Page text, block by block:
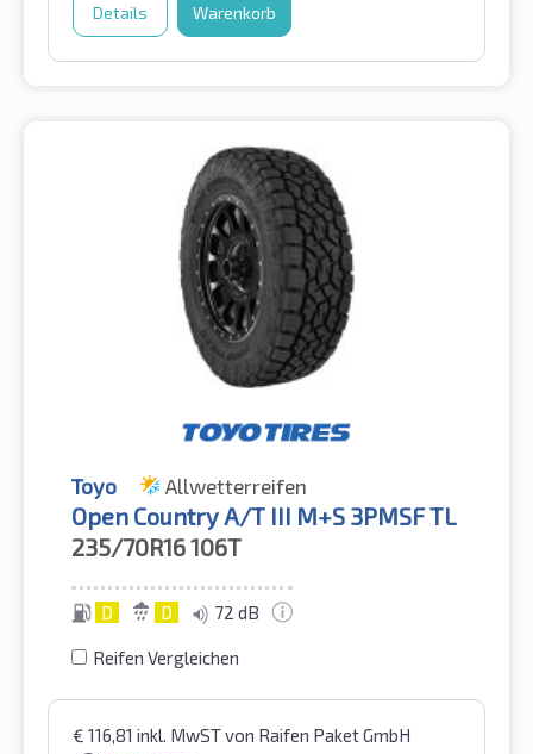
Details Warenkorb
Toyo Allwetterreifen
Open Country A/T III M+S 3PMSF TL
235/70R16106T
D D 72 dB
Reifen Vergleichen
€ 116,81 inkl. MwSTvon Raifen Paket GmbH